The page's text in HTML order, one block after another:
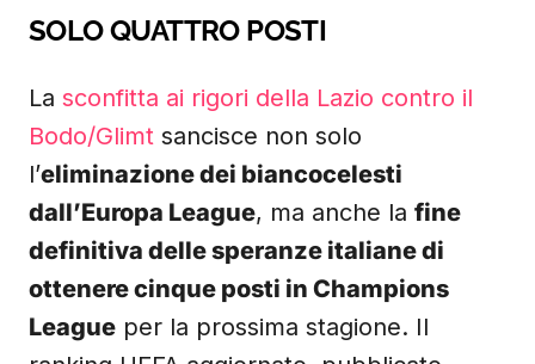
SOLO QUATTRO POSTI
La sconfitta ai rigori della Lazio contro il
Bodo/Glimt sancisce non solo
l’eliminazione dei biancocelesti
dall’Europa League, ma anche la fine
definitiva delle speranze italiane di
ottenere cinque posti in Champions
League per la prossima stagione. Il